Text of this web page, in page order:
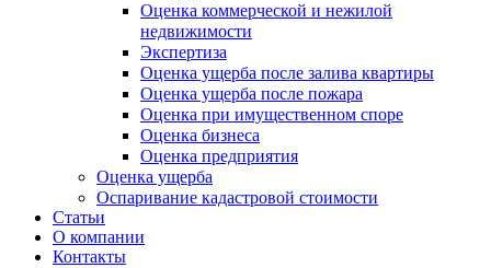
Оценка коммерческой и нежилой
недвижимости
Экспертиза
Оценка ущерба после залива квартиры
Оценка ущерба после пожара
Оценка при имущественном споре
Оценка бизнеса
Оценка предприятия
Оценка ущерба
Оспаривание кадастровой стоимости
Статьи
О компании
Контакты